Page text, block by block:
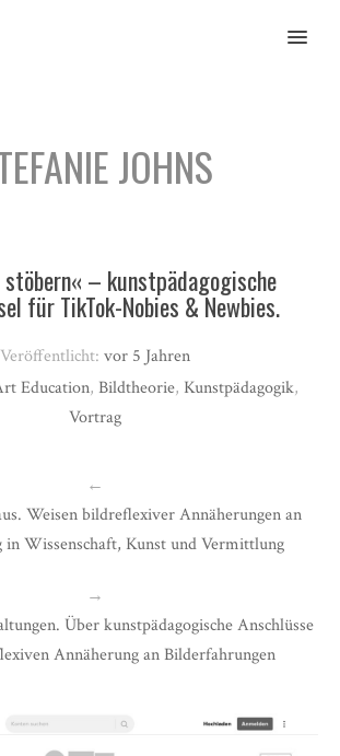
MENU
JOHNS
– kunstpädagogische
für TikTok-Nobies & Newbies.
Veröffentlicht: vor 5 Jahren
Education, Bildtheorie, Kunstpädagogik,
Vortrag
←
Weisen bildreflexiver Annäherungen an
in Wissenschaft, Kunst und Vermittlung
→
Über kunstpädagogische Anschlüsse
Annäherung an Bilderfahrungen